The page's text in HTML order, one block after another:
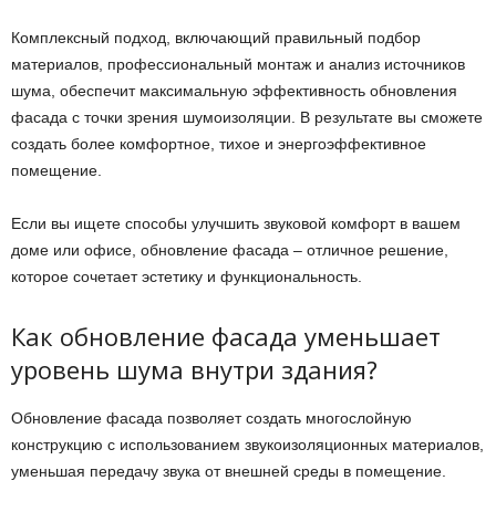
Комплексный подход, включающий правильный подбор
материалов, профессиональный монтаж и анализ источников
шума, обеспечит максимальную эффективность обновления
фасада с точки зрения шумоизоляции. В результате вы сможете
создать более комфортное, тихое и энергоэффективное
помещение.
Если вы ищете способы улучшить звуковой комфорт в вашем
доме или офисе, обновление фасада – отличное решение,
которое сочетает эстетику и функциональность.
Как обновление фасада уменьшает
уровень шума внутри здания?
Обновление фасада позволяет создать многослойную
конструкцию с использованием звукоизоляционных материалов,
уменьшая передачу звука от внешней среды в помещение.